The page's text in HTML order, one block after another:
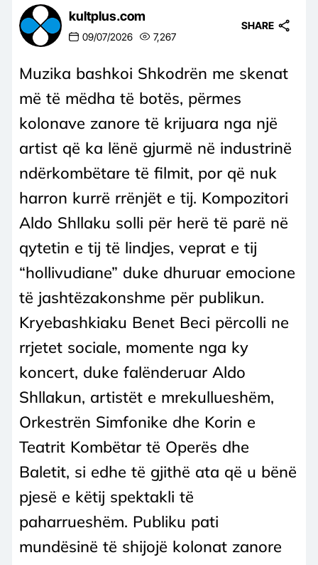
kultplus.com
09/07/2026 7,267
SHARE
Muzika bashkoi Shkodrën me skenat
më të mëdha të botës, përmes
kolonave zanore të krijuara nga një
artist që ka lënë gjurmë në industrinë
ndërkombëtare të filmit, por që nuk
harron kurrë rrënjët e tij. Kompozitori
Aldo Shllaku solli për herë të parë në
qytetin e tij të lindjes, veprat e tij
“hollivudiane” duke dhuruar emocione
të jashtëzakonshme për publikun.
Kryebashkiaku Benet Beci përcolli ne
rrjetet sociale, momente nga ky
koncert, duke falënderuar Aldo
Shllakun, artistët e mrekullueshëm,
Orkestrën Simfonike dhe Korin e
Teatrit Kombëtar të Operës dhe
Baletit, si edhe të gjithë ata që u bënë
pjesë e këtij spektakli të
paharrueshëm. Publiku pati
mundësinë të shijojë kolonat zanore